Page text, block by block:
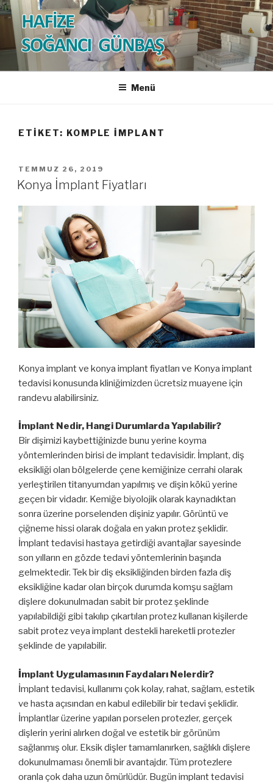
İçeriğe
geç
HAFİZE SOĞANCI GÜNBAŞ
Diş Hekimi
Menü
ETIKET: KOMPLE IMPLANT
YAYIM
TARIHI
TEMMUZ 26, 2019
Konya İmplant Fiyatları
Konya implant ve konya implant fiyatları ve Konya implant
tedavisi konusunda kliniğimizden ücretsiz muayene için
randevu alabilirsiniz.
İmplant Nedir, Hangi Durumlarda Yapılabilir?
Bir dişimizi kaybettiğinizde bunu yerine koyma
yöntemlerinden birisi de implant tedavisidir. İmplant, diş
eksikliği olan bölgelerde çene kemiğinize cerrahi olarak
yerleştirilen titanyumdan yapılmış ve dişin kökü yerine
geçen bir vidadır. Kemiğe biyolojik olarak kaynadıktan
sonra üzerine porselenden dişiniz yapılır. Görüntü ve
çiğneme hissi olarak doğala en yakın protez şeklidir.
İmplant tedavisi hastaya getirdiği avantajlar sayesinde
son yılların en gözde tedavi yöntemlerinin başında
gelmektedir. Tek bir diş eksikliğinden birden fazla diş
eksikliğine kadar olan birçok durumda komşu sağlam
dişlere dokunulmadan sabit bir protez şeklinde
yapılabildiği gibi takılıp çıkartılan protez kullanan kişilerde
sabit protez veya implant destekli hareketli protezler
şeklinde de yapılabilir.
İmplant Uygulamasının Faydaları Nelerdir?
İmplant tedavisi, kullanımı çok kolay, rahat, sağlam, estetik
ve hasta açısından en kabul edilebilir bir tedavi şeklidir.
İmplantlar üzerine yapılan porselen protezler, gerçek
dişlerin yerini alırken doğal ve estetik bir görünüm
sağlanmış olur. Eksik dişler tamamlanırken, sağlıklı dişlere
dokunulmaması önemli bir avantajdır. Tüm protezlere
oranla çok daha uzun ömürlüdür. Bugün implant tedavisi